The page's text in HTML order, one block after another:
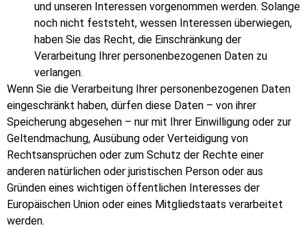
und unseren Interessen vorgenommen werden. Solange
noch nicht feststeht, wessen Interessen überwiegen,
haben Sie das Recht, die Einschränkung der
Verarbeitung Ihrer personenbezogenen Daten zu
verlangen.
Wenn Sie die Verarbeitung Ihrer personenbezogenen Daten
eingeschränkt haben, dürfen diese Daten – von ihrer
Speicherung abgesehen – nur mit Ihrer Einwilligung oder zur
Geltendmachung, Ausübung oder Verteidigung von
Rechtsansprüchen oder zum Schutz der Rechte einer
anderen natürlichen oder juristischen Person oder aus
Gründen eines wichtigen öffentlichen Interesses der
Europäischen Union oder eines Mitgliedstaats verarbeitet
werden.